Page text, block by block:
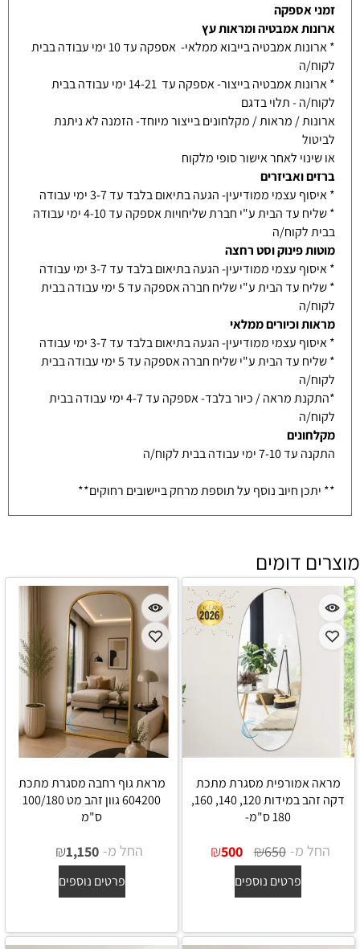
זמני אספקה
ארונות אמבטיה ומראות עץ
* ארונות אמבטיה בייבוא ממלאי- אספקה עד 10 ימי עבודה בבית
לקוח/ה
* ארונות אמבטיה בייצור- אספקה עד 14-21 ימי עבודה בבית
לקוח/ה - תלוי בדגם
ארונות / מראות / מקלחונים בייצור מיוחד- הזמנה לא ניתנת
לביטול
או שינוי לאחר אישור סופי מלקוח
ברזים ואביזרים
* איסוף עצמי ממודיעין- הגעה בתיאום בלבד עד 3-7 ימי עבודה
* שליח עד הבית ע"י חברת שליחויות אספקה עד 4-10 ימי עבודה
בבית לקוח/ה
מוטות פינוק וסט רחצה
* איסוף עצמי ממודיעין- הגעה בתיאום בלבד עד 3-7 ימי עבודה
* שליח עד הבית ע"י שליח חברה אספקה עד 5 ימי עבודה בבית
לקוח/ה
מראות וכיורים ממלאי
* איסוף עצמי ממודיעין- הגעה בתיאום בלבד עד 3-7 ימי עבודה
* שליח עד הבית ע"י שליח חברה אספקה עד 5 ימי עבודה בבית
לקוח/ה
*התקנת מראה / כיור בלבד- אספקה עד 4-7 ימי עבודה בבית
לקוח/ה
מקלחונים
התקנה עד 7-10 ימי עבודה בבית לקוח/ה
** יתכן חיוב נוסף על תוספת מרחק ביישובים רחוקים**
מוצרים דומים
מראה אמורפית מסגרת מתכת
דקה זהב במידות 120, 140, 160,
180 ס"מ-
החל מ- ₪650
₪500
פרטים נוספים
מראת גוף רחבה מסגרת מתכת
604200 גוון זהב מט 100/180
ס"מ
החל מ- ₪1,150
פרטים נוספים